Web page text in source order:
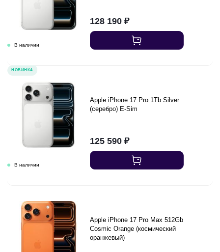
128 190₽
НОВИНКА
Apple iPhone 17 Pro 1Tb Silver
(серебро) E-Sim
125 590₽
Apple iPhone 17 Pro Max 512Gb
Cosmic Orange (космический
оранжевый)